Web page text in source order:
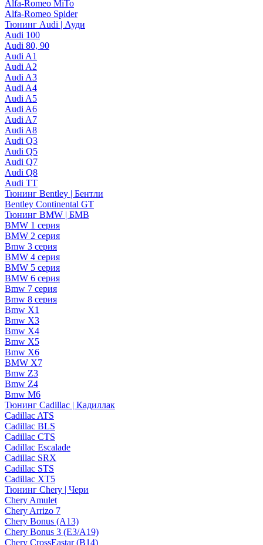
Alfa-Romeo MiTo
Alfa-Romeo Spider
Тюнинг Audi | Ауди
Audi 100
Audi 80, 90
Audi A1
Audi A2
Audi A3
Audi A4
Audi A5
Audi A6
Audi A7
Audi A8
Audi Q3
Audi Q5
Audi Q7
Audi Q8
Audi TT
Тюнинг Bentley | Бентли
Bentley Continental GT
Тюнинг BMW | БМВ
BMW 1 серия
BMW 2 серия
Bmw 3 серия
BMW 4 серия
BMW 5 серия
BMW 6 серия
Bmw 7 серия
Bmw 8 серия
Bmw X1
Bmw X3
Bmw X4
Bmw X5
Bmw X6
BMW X7
Bmw Z3
Bmw Z4
Bmw М6
Тюнинг Cadillac | Кадиллак
Cadillac ATS
Cadillac BLS
Cadillac CTS
Cadillac Escalade
Cadillac SRX
Cadillac STS
Cadillac XT5
Тюнинг Chery | Чери
Chery Amulet
Chery Arrizo 7
Chery Bonus (A13)
Chery Bonus 3 (E3/A19)
Chery CrossEastar (B14)